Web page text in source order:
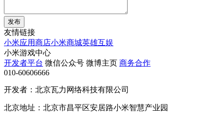
发布
友情链接
小米应用商店小米商城英雄互娱
小米游戏中心
开发者平台 微信公众号 微博主页 商务合作
010-60606666
开发者：北京瓦力网络科技有限公司
北京地址：北京市昌平区安居路小米智慧产业园